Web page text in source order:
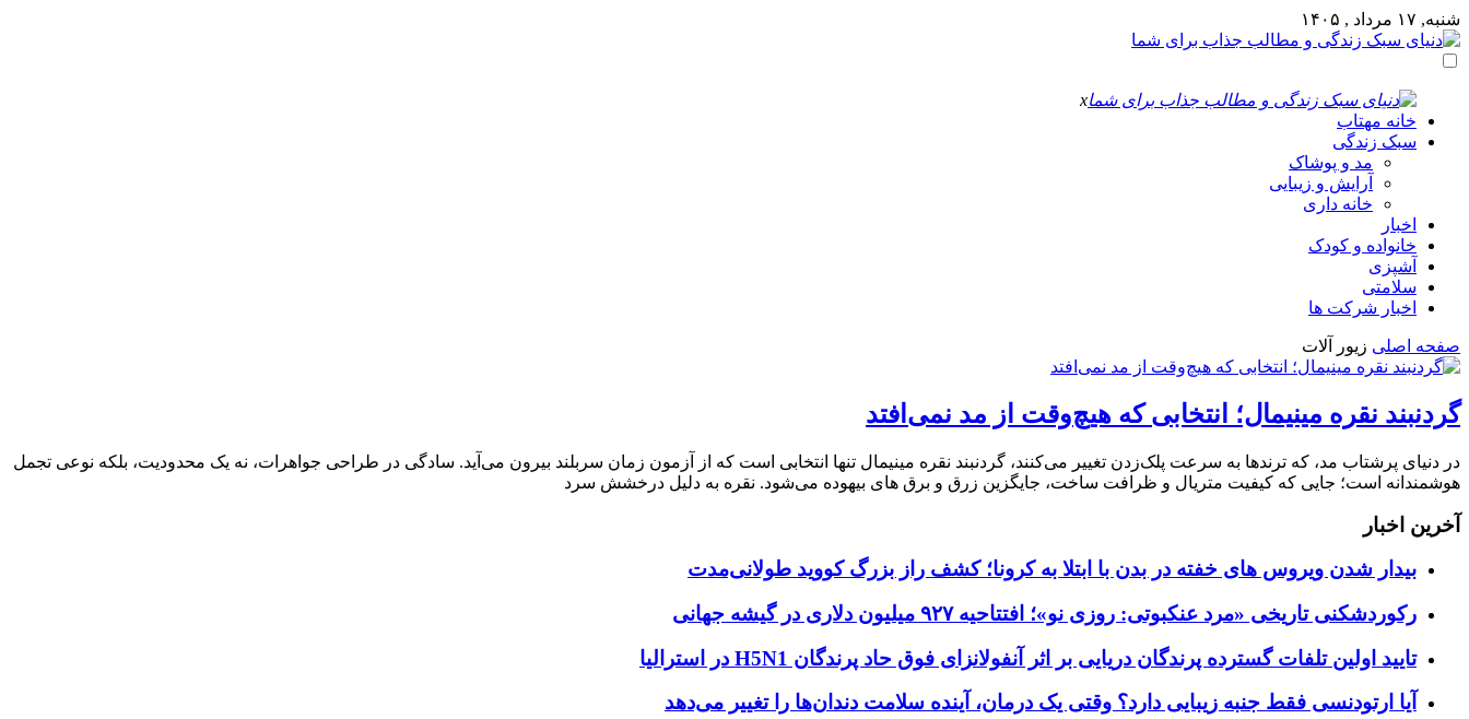
شنبه, ۱۷ مرداد , ۱۴۰۵
x
خانه مهتاب
سبک زندگی
مد و پوشاک
آرایش و زیبایی
خانه داری
اخبار
خانواده و کودک
آشپزی
سلامتی
اخبار شرکت ها
صفحه اصلی زیور آلات
گردنبند نقره مینیمال؛ انتخابی که هیچ‌وقت از مد نمی‌افتد
در دنیای پرشتاب مد، که ترندها به سرعت پلک‌زدن تغییر می‌کنند، گردنبند نقره مینیمال تنها انتخابی است که از آزمون زمان سربلند بیرون می‌آید. سادگی در طراحی جواهرات، نه یک محدودیت، بلکه نوعی تجمل
هوشمندانه است؛ جایی که کیفیت متریال و ظرافت ساخت، جایگزین زرق‌ و برق ‌های بیهوده می‌شود. نقره به دلیل درخشش سرد
آخرین اخبار
بیدار شدن ویروس‌ های خفته در بدن با ابتلا به کرونا؛ کشف راز بزرگ کووید طولانی‌مدت
رکوردشکنی تاریخی «مرد عنکبوتی: روزی نو»؛ افتتاحیه ۹۲۷ میلیون دلاری در گیشه جهانی
تایید اولین تلفات گسترده پرندگان دریایی بر اثر آنفولانزای فوق حاد پرندگان H5N1 در استرالیا
آیا ارتودنسی فقط جنبه زیبایی دارد؟ وقتی یک درمان، آینده سلامت دندان‌ها را تغییر می‌دهد